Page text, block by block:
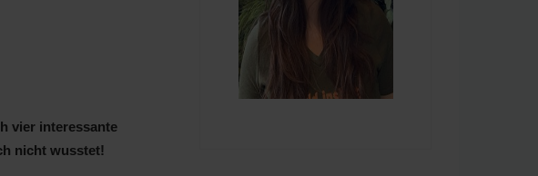
vier interessante
nicht wusstet!